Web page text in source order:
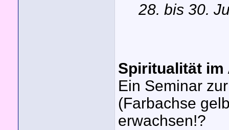
28. bis 30.
Spiritualität im
Ein Seminar
(Farbachse
erwachsen!?